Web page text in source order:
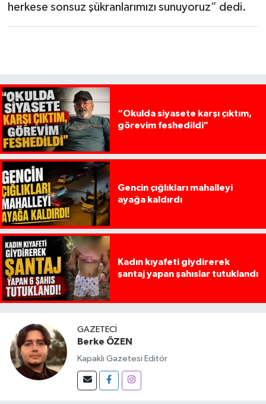
herkese sonsuz şükranlarımızı sunuyoruz” dedi.
“Okulda siyasete karşı çıktım,
görevim feshedildi"
Gencin çığlıkları mahalleyi
ayağa kaldırdı
Kadın kıyafeti giydirerek
şantaj yapan şahıslar tutuklandı
GAZETECI
Berke ÖZEN
Kapaklı Gazetesi Editör